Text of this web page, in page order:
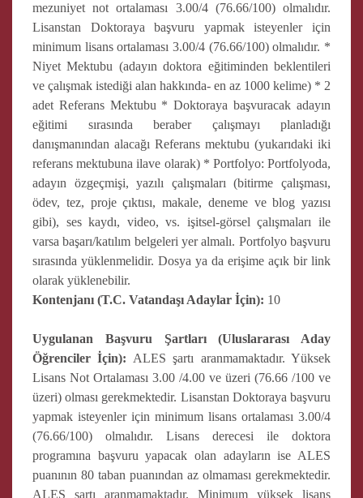
mezuniyet not ortalaması 3.00/4 (76.66/100) olmalıdır.
Lisanstan Doktoraya başvuru yapmak isteyenler için
minimum lisans ortalaması 3.00/4 (76.66/100) olmalıdır. *
Niyet Mektubu (adayın doktora eğitiminden beklentileri
ve çalışmak istediği alan hakkında- en az 1000 kelime) * 2
adet Referans Mektubu * Doktoraya başvuracak adayın
eğitimi sırasında beraber çalışmayı planladığı
danışmanından alacağı Referans mektubu (yukarıdaki iki
referans mektubuna ilave olarak) * Portfolyo: Portfolyoda,
adayın özgeçmişi, yazılı çalışmaları (bitirme çalışması,
ödev, tez, proje çıktısı, makale, deneme ve blog yazısı
gibi), ses kaydı, video, vs. işitsel-görsel çalışmaları ile
varsa başarı/katılım belgeleri yer almalı. Portfolyo başvuru
sırasında yüklenmelidir. Dosya ya da erişime açık bir link
olarak yüklenebilir.
Kontenjanı (T.C. Vatandaşı Adaylar İçin): 10
Uygulanan Başvuru Şartları (Uluslararası Aday
Öğrenciler İçin): ALES şartı aranmamaktadır. Yüksek
Lisans Not Ortalaması 3.00 /4.00 ve üzeri (76.66 /100 ve
üzeri) olması gerekmektedir. Lisanstan Doktoraya başvuru
yapmak isteyenler için minimum lisans ortalaması 3.00/4
(76.66/100) olmalıdır. Lisans derecesi ile doktora
programına başvuru yapacak olan adayların ise ALES
puanının 80 taban puanından az olmaması gerekmektedir.
ALES şartı aranmamaktadır. Minimum yüksek lisans